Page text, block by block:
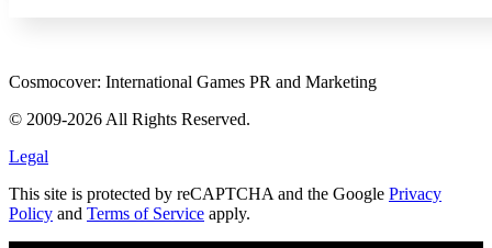
Cosmocover: International Games PR and Marketing
© 2009-2026 All Rights Reserved.
Legal
This site is protected by reCAPTCHA and the Google Privacy
Policy and Terms of Service apply.